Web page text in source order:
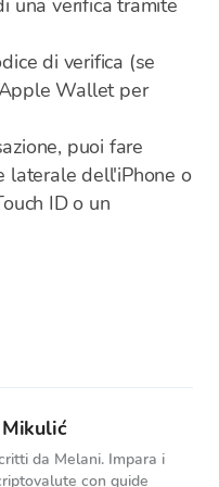
di verifica (se
Wallet per
puoi fare
laterale dell'iPhone o
ID o un
da Melani. Impara i
con guide